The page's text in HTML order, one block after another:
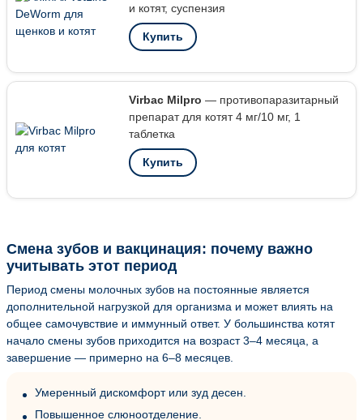
и котят, суспензия
Купить
Virbac Milpro — противопаразитарный
препарат для котят 4 мг/10 мг, 1
таблетка
Купить
Смена зубов и вакцинация: почему важно
учитывать этот период
Период смены молочных зубов на постоянные является
дополнительной нагрузкой для организма и может влиять на
общее самочувствие и иммунный ответ. У большинства котят
начало смены зубов приходится на возраст 3–4 месяца, а
завершение — примерно на 6–8 месяцев.
Умеренный дискомфорт или зуд десен.
Повышенное слюноотделение.